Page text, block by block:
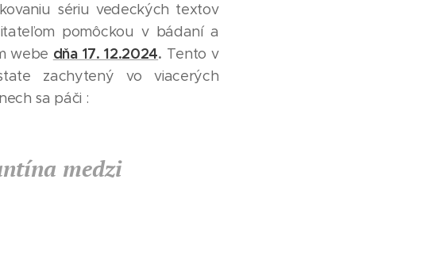
sériu vedeckých textov
pomôckou v bádaní a
webe dňa 17. 12.2024. Tento v
zachytený vo viacerých
sa páči :
medzi